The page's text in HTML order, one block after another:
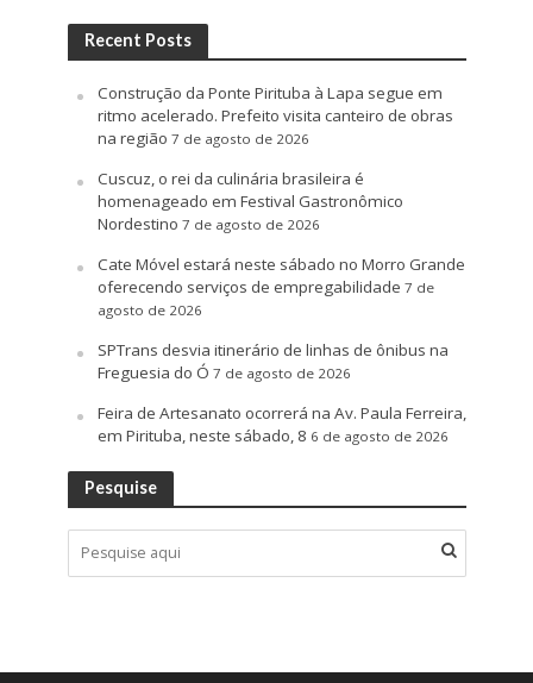
Recent Posts
Construção da Ponte Pirituba à Lapa segue em
ritmo acelerado. Prefeito visita canteiro de obras
na região 7 de agosto de 2026
Cuscuz, o rei da culinária brasileira é
homenageado em Festival Gastronômico
Nordestino 7 de agosto de 2026
Cate Móvel estará neste sábado no Morro Grande
oferecendo serviços de empregabilidade 7 de
agosto de 2026
SPTrans desvia itinerário de linhas de ônibus na
Freguesia do Ó 7 de agosto de 2026
Feira de Artesanato ocorrerá na Av. Paula Ferreira,
em Pirituba, neste sábado, 8 6 de agosto de 2026
Pesquise